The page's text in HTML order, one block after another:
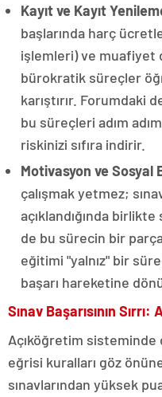
Kayıt ve Kayıt
başlarında harç
işlemleri) ve muafiyet
bürokratik süreçler
karıştırır. Forumdaki
bu süreçleri adım
riskinizi sıfıra indirir.
Motivasyon ve Sosyal
çalışmak yetmez;
açıklandığında
de bu sürecin bir
eğitimi "yalnız" bir
başarı hareketine
Sınav Başarısının Sırrı:
Açıköğretim sisteminde
eğrisi kuralları göz
sınavlarından yüksek